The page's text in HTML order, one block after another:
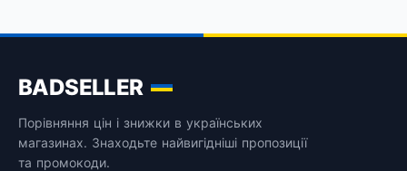
BADSELLER
Порівняння цін і знижки в українських
магазинах. Знаходьте найвигідніші пропозиції
та промокоди.